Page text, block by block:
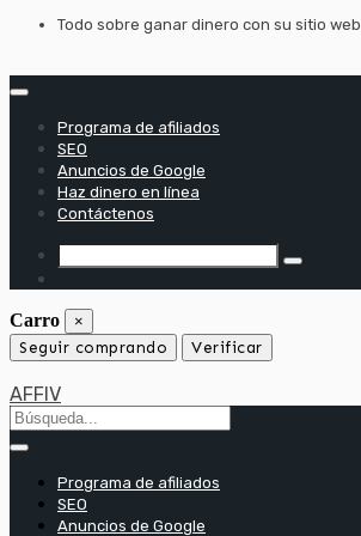
saltar
Todo sobre ganar dinero con su sitio web
Programa de afiliados
SEO
Anuncios de Google
Haz dinero en línea
Contáctenos
Carro ×
Seguir comprando Verificar
AFFIV
Programa de afiliados
SEO
Anuncios de Google